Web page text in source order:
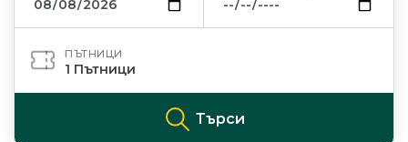
ПЪТНИЦИ
1 Пътници
Търси